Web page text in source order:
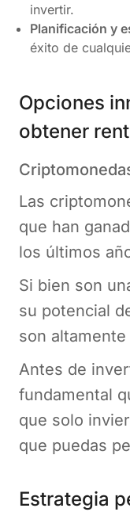
invertir.
Planificación y
éxito de
Opciones
obtener
Las
que han
los últimos
Si bien son
su potencial
son
Antes de
fundamental
que solo
que puedas
Estrategia